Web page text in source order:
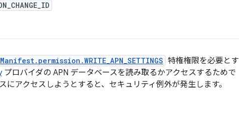
Manifest.permission.WRITE_APN_SETTINGS 特権権限を必要とす
プロバイダの APN データベースを読み取るかアクセスするためで
にアクセスしようとすると、セキュリティ例外が発生します。